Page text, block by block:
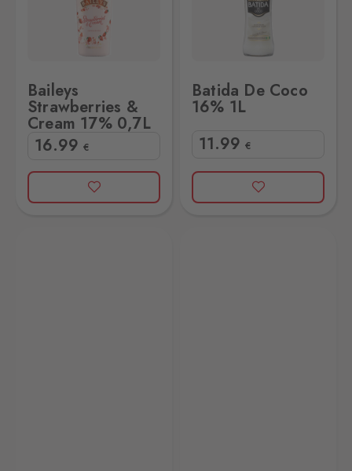
Baileys
Strawberries &
Cream 17% 0,7L
16.99 €
Batida De Coco
16% 1L
11.99 €